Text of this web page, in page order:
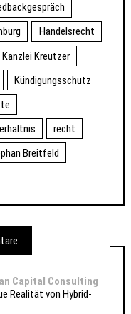
Handelsrecht
Kanzlei Kreutzer
Kündigungsschutz
recht
Breitfeld
Capital Consulting
Realität von Hybrid-